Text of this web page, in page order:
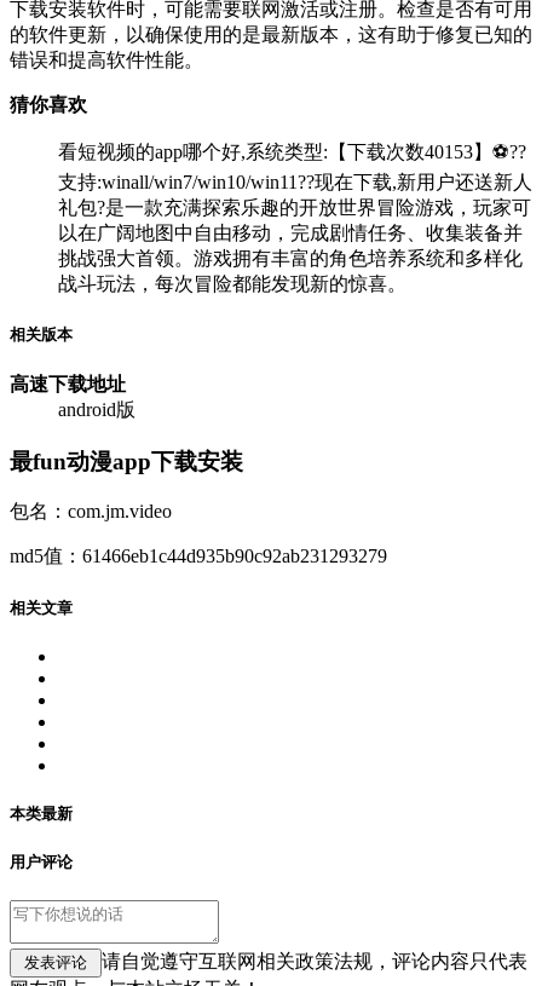
下载安装软件时，可能需要联网激活或注册。检查是否有可用
的软件更新，以确保使用的是最新版本，这有助于修复已知的
错误和提高软件性能。
猜你喜欢
看短视频的app哪个好,系统类型:【下载次数40153】⚽??
支持:winall/win7/win10/win11??现在下载,新用户还送新人
礼包?是一款充满探索乐趣的开放世界冒险游戏，玩家可
以在广阔地图中自由移动，完成剧情任务、收集装备并
挑战强大首领。游戏拥有丰富的角色培养系统和多样化
战斗玩法，每次冒险都能发现新的惊喜。
相关版本
高速下载地址
android版
最fun动漫app下载安装
包名：com.jm.video
md5值：61466eb1c44d935b90c92ab231293279
相关文章
本类最新
用户评论
请自觉遵守互联网相关政策法规，评论内容只代表